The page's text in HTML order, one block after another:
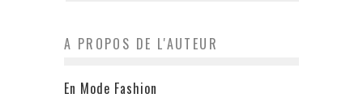
A PROPOS DE L'AUTEUR
En Mode Fashion